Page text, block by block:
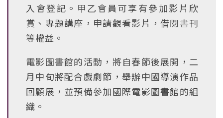
入會登記。甲乙會員可享有參加影片欣
賞、專題講座，申請觀看影片，借閱書刊
等權益。
電影圖書館的活動，將自春節後展開，二
月中旬將配合戲劇節，舉辦中國導演作品
回顧展，並預備參加國際電影圖書館的組
織。